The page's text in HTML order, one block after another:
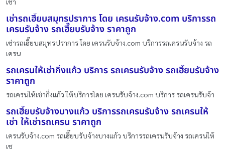
เช่ารถเฮี๊ยบสมุทรปราการ โดย เครนรับจ้าง.com บริการรถ
เครนรับจ้าง รถเฮี๊ยบรับจ้าง ราคาถูก
เช่ารถเฮี๊ยบสมุทรปราการ โดย เครนรับจ้าง.com บริการรถเครนรับจ้าง รถ
เครน
รถเครนให้เช่ากิ่งแก้ว บริการ รถเครนรับจ้าง รถเฮี๊ยบรับจ้าง
ราคาถูก
รถเครนให้เช่ากิ่งแก้ว ให้บริการโดย เครนรับจ้าง.com บริการ รถเครนรับจ้า
รถเฮี๊ยบรับจ้างบางแก้ว บริการรถเครนรับจ้าง รถเครนให้
เช่า ให้เช่ารถเครน ราคาถูก
เครนรับจ้าง.com รถเฮี๊ยบรับจ้างบางแก้ว บริการรถเครนรับจ้าง รถเครนให้
เช